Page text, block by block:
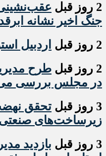
2 روز قبل
عقب‌نشینی
جنگ اخیر نشانه
2 روز قبل
اردبیل
2 روز قبل
طرح
در مجلس بررسی
3 روز قبل
تحقق
زیرساخت‌های صنعتی
3 روز قبل
بازدید